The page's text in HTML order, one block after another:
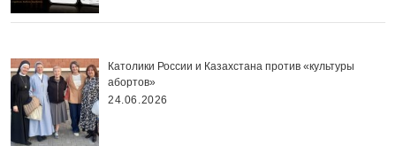
Католики России и Казахстана против «культуры
абортов»
24.06.2026